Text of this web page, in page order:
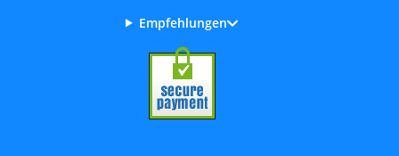
Empfehlungen